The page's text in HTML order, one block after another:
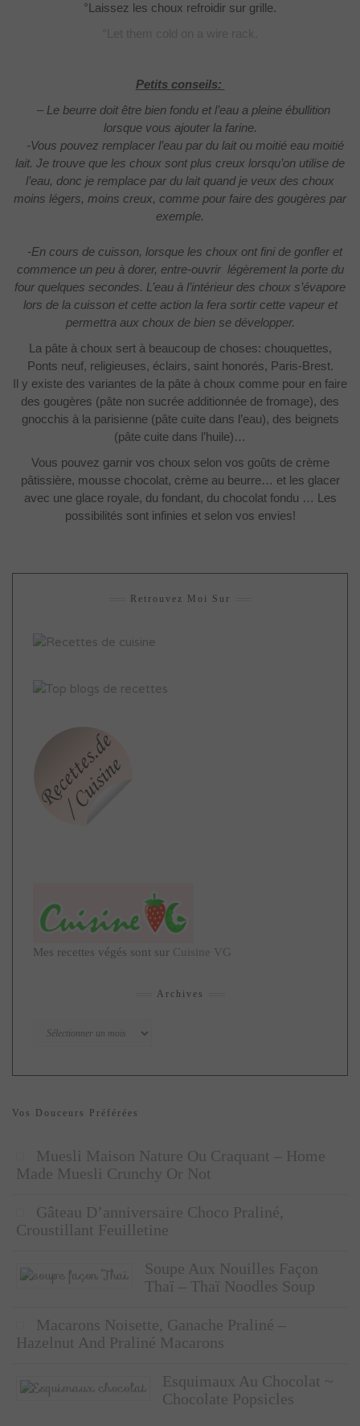
°Laissez les choux refroidir sur grille.
Petits conseils:
– Le beurre doit être bien fondu et l’eau a pleine ébullition
lorsque vous ajouter la farine.
-Vous pouvez remplacer l’eau par du lait ou moitié eau moitié
lait. Je trouve que les choux sont plus creux lorsqu’on utilise de
l’eau, donc je remplace par du lait quand je veux des choux
moins légers, moins creux, comme pour faire des gougères par
exemple.
-En cours de cuisson, lorsque les choux ont fini de gonfler et
commence un peu à dorer, entre-ouvrir légèrement la porte du
four quelques secondes. L’eau à l’intérieur des choux s’évapore
lors de la cuisson et cette action la fera sortir cette vapeur et
permettra aux choux de bien se développer.
La pâte à choux sert à beaucoup de choses: chouquettes,
Ponts neuf, religieuses, éclairs, saint honorés, Paris-Brest.
Il y existe des variantes de la pâte à choux comme pour en faire
des gougères (pâte non sucrée additionnée de fromage), des
gnocchis à la parisienne (pâte cuite dans l’eau), des beignets
(pâte cuite dans l’huile)…
Vous pouvez garnir vos choux selon vos goûts de crème
pâtissière, mousse chocolat, crème au beurre… et les glacer
avec une glace royale, du fondant, du chocolat fondu … Les
possibilités sont infinies et selon vos envies!
Retrouvez Moi Sur
Mes recettes végés sont sur Cuisine VG
Archives
Archives
Vos Douceurs Préférées
Muesli Maison Nature Ou Craquant – Home
Made Muesli Crunchy Or Not
Gâteau D’anniversaire Choco Praliné,
Croustillant Feuilletine
Soupe Aux Nouilles Façon
Thaï – Thaï Noodles Soup
Macarons Noisette, Ganache Praliné –
Hazelnut And Praliné Macarons
Esquimaux Au Chocolat ~
Chocolate Popsicles